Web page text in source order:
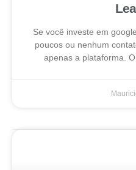
Se você investe em
poucos ou nenhum
apenas a plataforma.